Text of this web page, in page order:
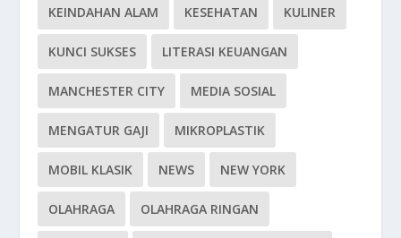
KEINDAHAN ALAM KESEHATAN KULINER
KUNCI SUKSES LITERASI KEUANGAN
MANCHESTER CITY MEDIA SOSIAL
MENGATUR GAJI MIKROPLASTIK
MOBIL KLASIK NEWS NEW YORK
OLAHRAGA OLAHRAGA RINGAN